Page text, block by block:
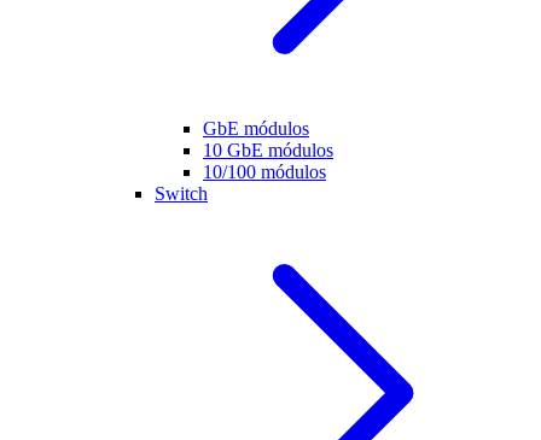
GbE módulos
10 GbE módulos
10/100 módulos
Switch